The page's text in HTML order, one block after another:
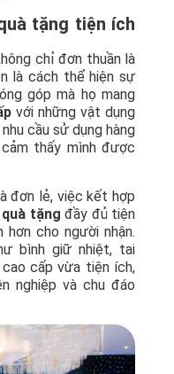
tặng tiện ích
chỉ đơn thuần là
là cách thể hiện sự
góp mà họ mang
với những vật dụng
cầu sử dụng hàng
thấy mình được
đơn lẻ, việc kết hợp
tặng đầy đủ tiện
cho người nhận.
bình giữ nhiệt, tai
cấp vừa tiện ích,
nghiệp và chu đáo